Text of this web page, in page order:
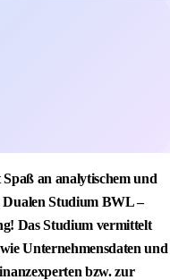
an analytischem und
Dualen Studium BWL –
Das Studium vermittelt
Unternehmensdaten und
bzw. zur